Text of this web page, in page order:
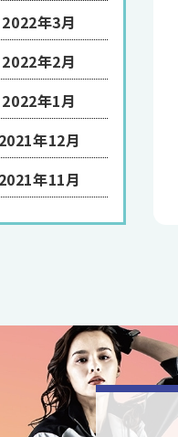
2022年3月
2022年2月
2022年1月
2021年12月
2021年11月